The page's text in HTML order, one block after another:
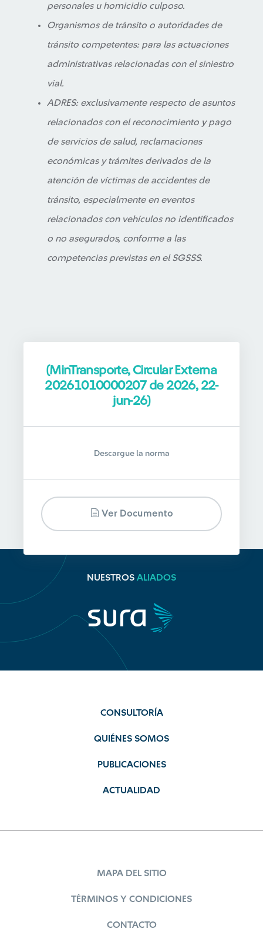
personales u homicidio culposo.
Organismos de tránsito o autoridades de
tránsito competentes: para las actuaciones
administrativas relacionadas con el siniestro
vial.
ADRES: exclusivamente respecto de asuntos
relacionados con el reconocimiento y pago
de servicios de salud, reclamaciones
económicas y trámites derivados de la
atención de víctimas de accidentes de
tránsito, especialmente en eventos
relacionados con vehículos no identificados
o no asegurados, conforme a las
competencias previstas en el SGSSS.
(MinTransporte, Circular Externa
20261010000207 de 2026, 22-
jun-26)
Descargue la norma
Ver Documento
NUESTROS ALIADOS
CONSULTORÍA
QUIÉNES SOMOS
PUBLICACIONES
ACTUALIDAD
MAPA DEL SITIO
TÉRMINOS Y CONDICIONES
CONTACTO